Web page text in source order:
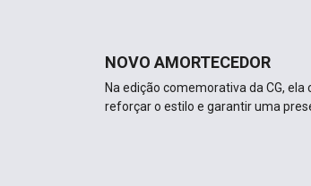
NOVO AMORTECEDOR
Na edição comemorativa da CG,
reforçar o estilo e garantir uma